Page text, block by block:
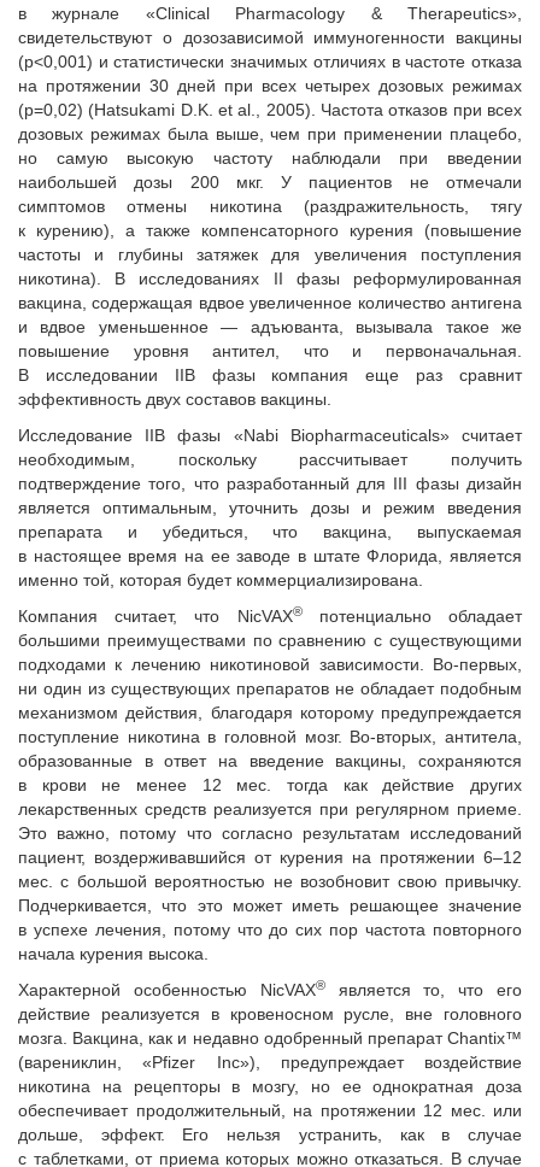
в журнале «Clinical Pharmacology & Therapeutics»,
свидетельствуют о дозозависимой иммуногенности вакцины
(р<0,001) и статистически значимых отличиях в частоте отказа
на протяжении 30 дней при всех четырех дозовых режимах
(р=0,02) (Hatsukami D.K. et al., 2005). Частота отказов при всех
дозовых режимах была выше, чем при применении плацебо,
но самую высокую частоту наблюдали при введении
наибольшей дозы 200 мкг. У пациентов не отмечали
симптомов отмены никотина (раздражительность, тягу
к курению), а также компенсаторного курения (повышение
частоты и глубины затяжек для увеличения поступления
никотина). В исследованиях II фазы реформулированная
вакцина, содержащая вдвое увеличенное количество антигена
и вдвое уменьшенное — адъюванта, вызывала такое же
повышение уровня антител, что и первоначальная.
В исследовании IIB фазы компания еще раз сравнит
эффективность двух составов вакцины.
Исследование IIB фазы «Nabi Biopharmaceuticals» считает
необходимым, поскольку рассчитывает получить
подтверждение того, что разработанный для III фазы дизайн
является оптимальным, уточнить дозы и режим введения
препарата и убедиться, что вакцина, выпускаемая
в настоящее время на ее заводе в штате Флорида, является
именно той, которая будет коммерциализирована.
Компания считает, что NicVAX®потенциально обладает
большими преимуществами по сравнению с существующими
подходами к лечению никотиновой зависимости. Во-первых,
ни один из существующих препаратов не обладает подобным
механизмом действия, благодаря которому предупреждается
поступление никотина в головной мозг. Во-вторых, антитела,
образованные в ответ на введение вакцины, сохраняются
в крови не менее 12 мес. тогда как действие других
лекарственных средств реализуется при регулярном приеме.
Это важно, потому что согласно результатам исследований
пациент, воздерживавшийся от курения на протяжении 6–12
мес. с большой вероятностью не возобновит свою привычку.
Подчеркивается, что это может иметь решающее значение
в успехе лечения, потому что до сих пор частота повторного
начала курения высока.
Характерной особенностью NicVAX®является то, что его
действие реализуется в кровеносном русле, вне головного
мозга. Вакцина, как и недавно одобренный препарат Chantix™
(варениклин, «Pfizer Inc»), предупреждает воздействие
никотина на рецепторы в мозгу, но ее однократная доза
обеспечивает продолжительный, на протяжении 12 мес. или
дольше, эффект. Его нельзя устранить, как в случае
с таблетками, от приема которых можно отказаться. В случае